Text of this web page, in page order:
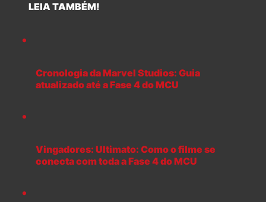
LEIA TAMBÉM!
Cronologia da Marvel Studios: Guia
atualizado até a Fase 4 do MCU
Vingadores: Ultimato: Como o filme se
conecta com toda a Fase 4 do MCU